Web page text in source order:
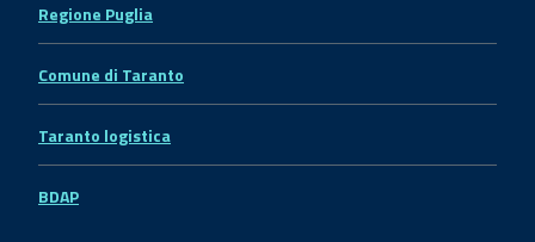
Regione Puglia
Comune di Taranto
Taranto logistica
BDAP